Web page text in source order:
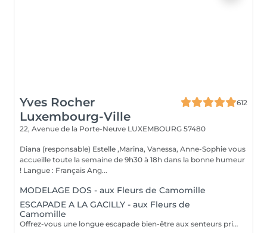
Yves Rocher
Luxembourg-Ville
612
22, Avenue de la Porte-Neuve LUXEMBOURG 57480
Diana (responsable) Estelle ,Marina, Vanessa, Anne-Sophie vous
accueille toute la semaine de 9h30 à 18h dans la bonne humeur
! Langue : Français Ang...
MODELAGE DOS - aux Fleurs de Camomille
ESCAPADE A LA GACILLY - aux Fleurs de
Camomille
Offrez-vous une longue escapade bien-être aux senteurs printanières de Camomille, fleur emblématique de nos champs à la Gacilly. le temps s'est arrêté. Incroyablement relaxé et en harmonie, votre corps et votre esprits retrouvent leur équilibre.